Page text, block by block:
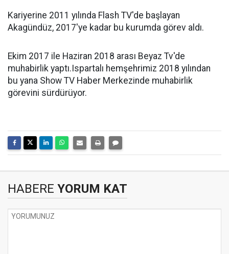
Kariyerine 2011 yılında Flash TV'de başlayan
Akagündüz, 2017'ye kadar bu kurumda görev aldı.
Ekim 2017 ile Haziran 2018 arası Beyaz Tv'de
muhabirlik yaptı.Ispartalı hemşehrimiz 2018 yılından
bu yana Show TV Haber Merkezinde muhabirlik
görevini sürdürüyor.
HABERE YORUM KAT